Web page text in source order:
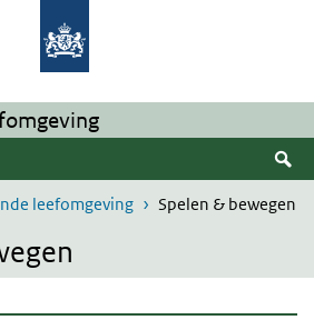
gaan
leefomgeving Spelen & bewegen